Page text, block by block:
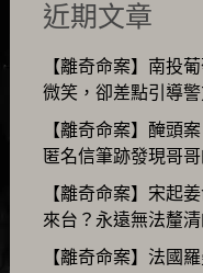
近期文章
【離奇命案】南投
微笑，卻差點引導
【離奇命案】醃頭
匿名信筆跡發現哥
【離奇命案】宋起
來台？永遠無法釐
【離奇命案】法國